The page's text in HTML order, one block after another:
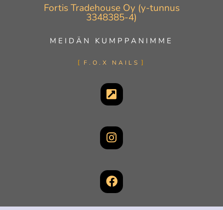
Fortis Tradehouse Oy (y-tunnus
3348385-4)
MEIDÄN KUMPPANIMME
F.O.X NAILS